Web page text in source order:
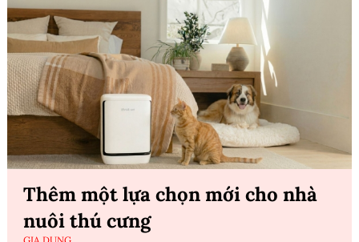
Thêm một lựa chọn mới cho nhà
nuôi thú cưng